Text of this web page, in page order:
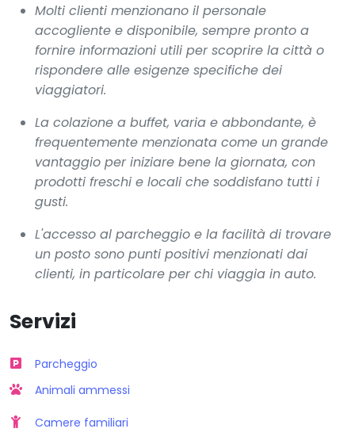
Molti clienti menzionano il personale
accogliente e disponibile, sempre pronto a
fornire informazioni utili per scoprire la città o
rispondere alle esigenze specifiche dei
viaggiatori.
La colazione a buffet, varia e abbondante, è
frequentemente menzionata come un grande
vantaggio per iniziare bene la giornata, con
prodotti freschi e locali che soddisfano tutti i
gusti.
L'accesso al parcheggio e la facilità di trovare
un posto sono punti positivi menzionati dai
clienti, in particolare per chi viaggia in auto.
Servizi
Parcheggio
Animali ammessi
Camere familiari